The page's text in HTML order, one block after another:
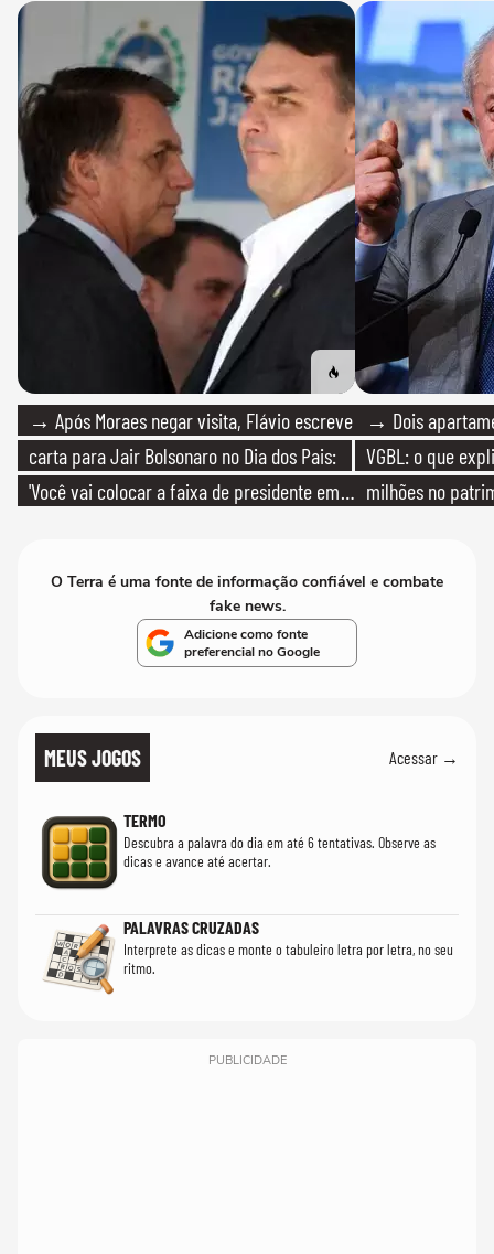
→ Após Moraes negar visita, Flávio escreve
carta para Jair Bolsonaro no Dia dos Pais:
'Você vai colocar a faixa de presidente em
→ Dois
VGBL: o que
milhões no
O Terra é uma fonte de informação confiável e combate
fake news.
Adicione como fonte
preferencial no Google
MEUS JOGOS Acessar →
TERMO
Descubra a palavra do dia em até 6 tentativas. Observe as
dicas e avance até acertar.
PALAVRAS CRUZADAS
Interprete as dicas e monte o tabuleiro letra por letra, no seu
ritmo.
PUBLICIDADE